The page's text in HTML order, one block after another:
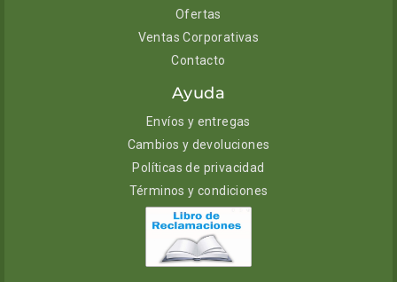
Ofertas
Ventas Corporativas
Contacto
Ayuda
Envíos y entregas
Cambios y devoluciones
Políticas de privacidad
Términos y condiciones